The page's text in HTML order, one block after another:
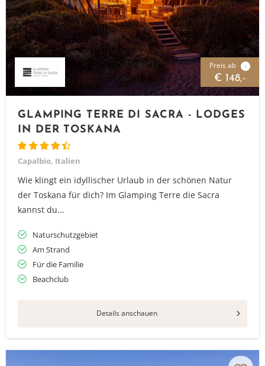
Preis ab i
€ 148,-
GLAMPING TERRE DI SACRA - LODGES
IN DER TOSKANA
Capalbio, Italien
Wie klingt ein idyllischer Urlaub in der schönen Natur
der Toskana für dich? Im Glamping Terre die Sacra
kannst du...
Naturschutzgebiet
Am Strand
Für die Familie
Beachclub
Details anschauen